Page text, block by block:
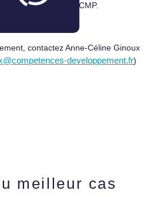
des prix de la CCMP.
contactez Anne-Céline Ginoux
developpement.fr)
meilleur cas